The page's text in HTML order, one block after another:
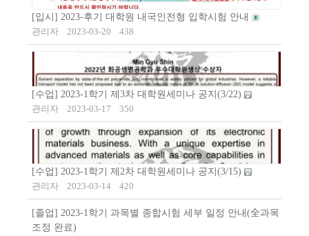
[입시] 2023-후기 대학원 내국인전형 입학시험 안내
관리자
2023-03-20 438
[수업] 2023-1학기 제3차 대학원세미나 공지(3/22)
관리자
2023-03-17 350
[수업] 2023-1학기 제2차 대학원세미나 공지(3/15)
관리자
2023-03-14 420
[졸업] 2023-1학기 과목별 종합시험 세부 일정 안내(全과목
조정 완료)